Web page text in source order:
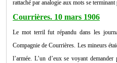
rattaché par analogie aux mots se
Courrières. 10 mars 1906
Le mot terril fut répandu dans les
Compagnie de Courrières. Les mineurs
l’armée. L’un d’eux se voyant